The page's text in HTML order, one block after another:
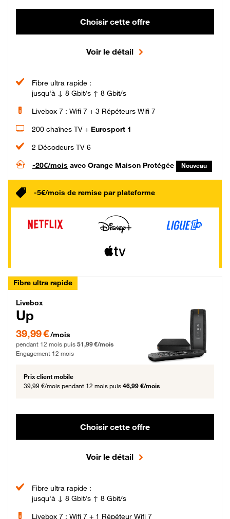
Choisir cette offre
Voir le détail
Fibre ultra rapide :
jusqu'à ↓ 8 Gbit/s ↑ 8 Gbit/s
Livebox 7 : Wifi 7 + 3 Répéteurs Wifi 7
200 chaînes TV + Eurosport 1
2 Décodeurs TV 6
-20€/mois avec Orange Maison Protégée Nouveau
-5€/mois de remise par plateforme
Fibre ultra rapide
Livebox Up Fibre
Livebox
Up
39,99 € par mois pendant 12 mois puis 51,99 € par mois, Engagement 12 mois
39,99 €/mois
pendant 12 mois puis 51,99 €/mois
Engagement 12 mois
Prix client mobile
39,99 €/mois pendant 12 mois puis 46,99 €/mois
Choisir cette offre
Voir le détail
Fibre ultra rapide :
jusqu'à ↓ 8 Gbit/s ↑ 8 Gbit/s
Livebox 7 : Wifi 7 + 1 Répéteur Wifi 7